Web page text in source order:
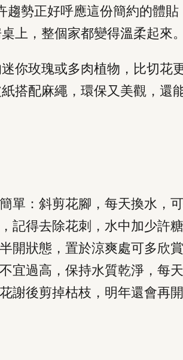
勢正好呼應這份簡約的體貼
上，整個家都變得溫柔起來。
你玫瑰或多肉植物，比切花
搭配麻繩，環保又美觀，還
單：斜剪花腳，每天換水，可
得去除花刺，水中加少許糖
開狀態，置於涼爽處可多欣賞
過高，保持水質乾淨，每天
謝後剪掉枯枝，明年還會再開